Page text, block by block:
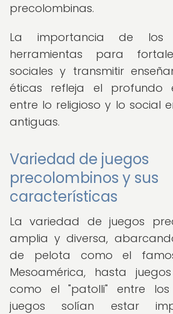
precolombinas.
La importancia de los
herramientas para
sociales y transmitir
éticas refleja el profundo
entre lo religioso y lo social
antiguas.
Variedad de juegos
precolombinos y sus
características
La variedad de juegos
amplia y diversa,
de pelota como el
Mesoamérica, hasta
como el "patolli" entre los
juegos solían estar